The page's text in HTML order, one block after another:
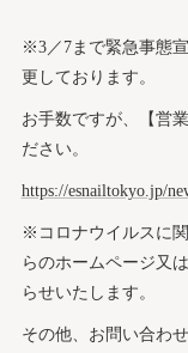
※3／7まで緊急事態
更しております。
お手数ですが、【営
ださい。
https://esnailtokyo.jp/
※コロナウイルスに
らのホームページ又
らせいたします。
その他、お問い合わ